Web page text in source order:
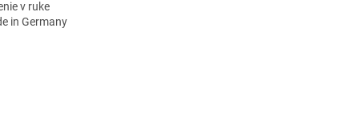
v ruke
in Germany